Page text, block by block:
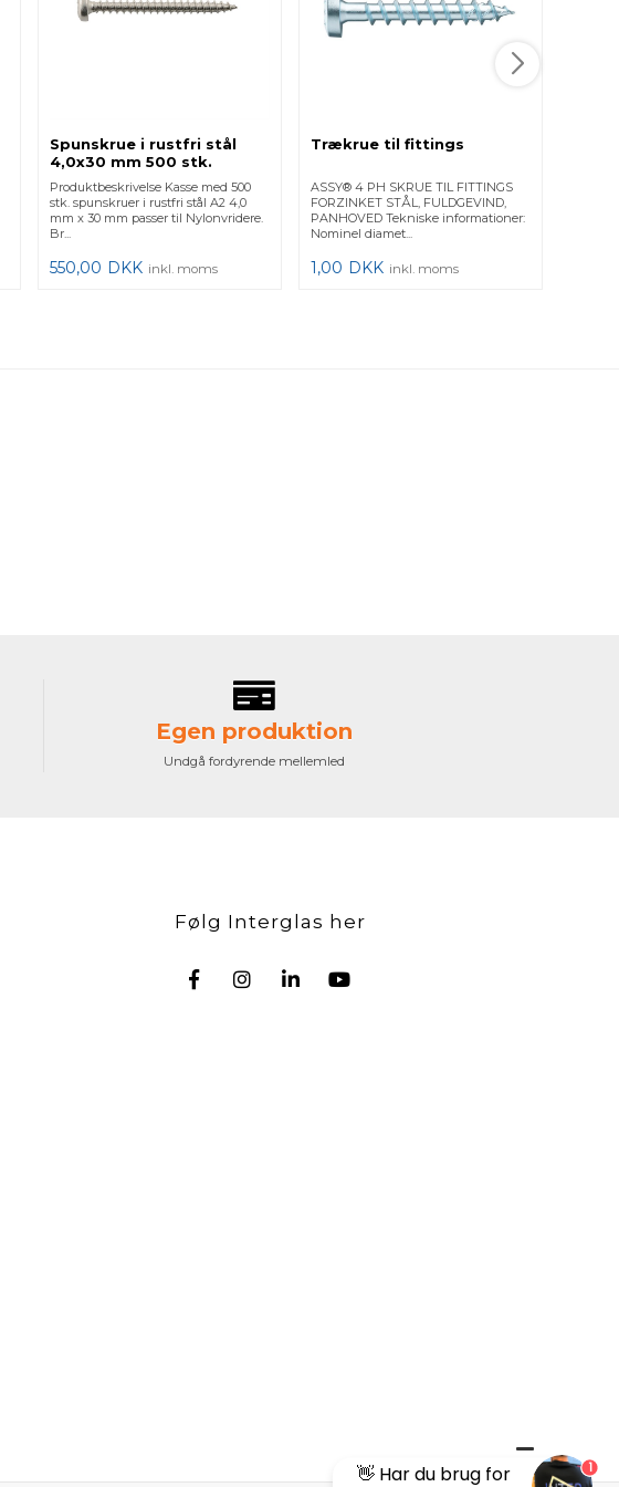
Spunskrue i rustfri stål
4,0x30 mm 500 stk.
Produktbeskrivelse Kasse med 500
stk. spunskruer i rustfri stål A2 4,0
mm x 30 mm passer til Nylonvridere.
Br...
550,00 DKK inkl. moms
Trækrue til fittings
ASSY® 4 PH SKRUE TIL FITTINGS
FORZINKET STÅL, FULDGEVIND,
PANHOVED Tekniske informationer:
Nominel diamet...
1,00 DKK inkl. moms
Egen produktion
Undgå fordyrende mellemled
Følg Interglas her
👋 Har du brug for
1